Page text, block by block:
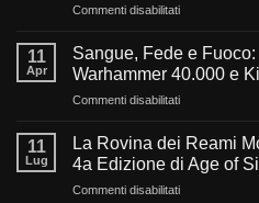
Commenti disabilitatisu
l’oscurità
del
millennio:
Cosa
aspetta
nel
futuro
di
11
Apr
Sangue, Fede e Fuoco:
Warhammer 40.000 e
Commenti disabilitatisu
Fede
e
Fuoco:
L’evoluzione
11
Lug
La Rovina dei Reami
4a Edizione di Age of
Commenti disabilitatisu